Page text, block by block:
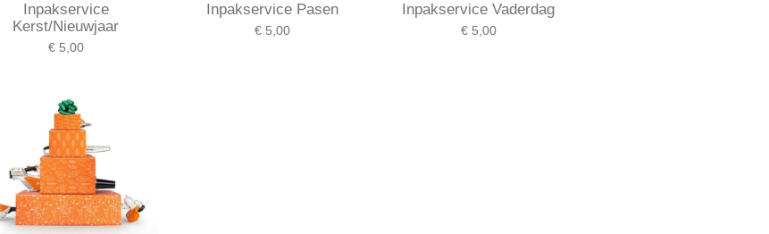
Inpakservice
Kerst/Nieuwjaar
€ 5,00
Inpakservice Pasen
€ 5,00
Inpakservice Vaderdag
€ 5,00